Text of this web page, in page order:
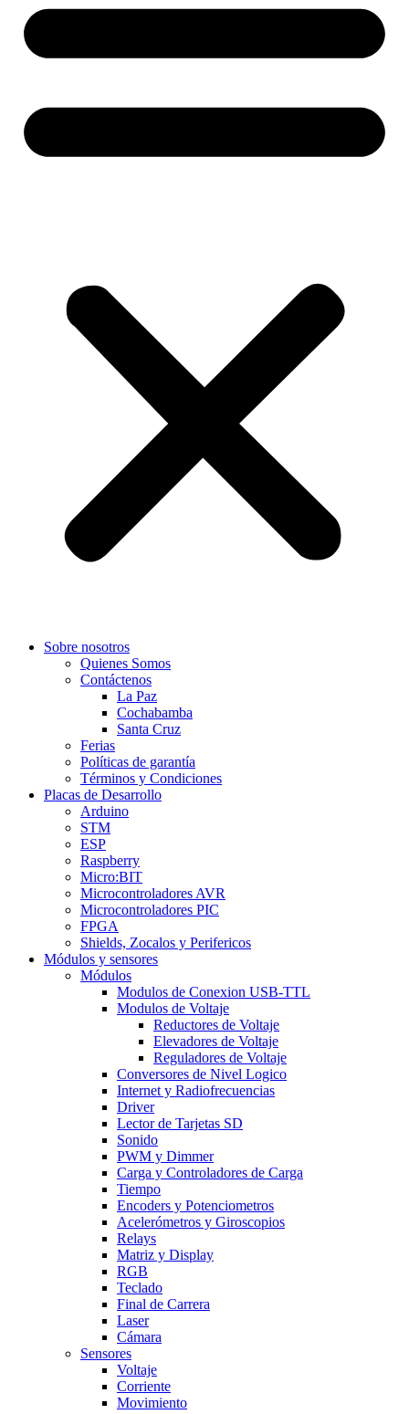
Sobre nosotros
Quienes Somos
Contáctenos
La Paz
Cochabamba
Santa Cruz
Ferias
Políticas de garantía
Términos y Condiciones
Placas de Desarrollo
Arduino
STM
ESP
Raspberry
Micro:BIT
Microcontroladores AVR
Microcontroladores PIC
FPGA
Shields, Zocalos y Perifericos
Módulos y sensores
Módulos
Modulos de Conexion USB-TTL
Modulos de Voltaje
Reductores de Voltaje
Elevadores de Voltaje
Reguladores de Voltaje
Conversores de Nivel Logico
Internet y Radiofrecuencias
Driver
Lector de Tarjetas SD
Sonido
PWM y Dimmer
Carga y Controladores de Carga
Tiempo
Encoders y Potenciometros
Acelerómetros y Giroscopios
Relays
Matriz y Display
RGB
Teclado
Final de Carrera
Laser
Cámara
Sensores
Voltaje
Corriente
Movimiento